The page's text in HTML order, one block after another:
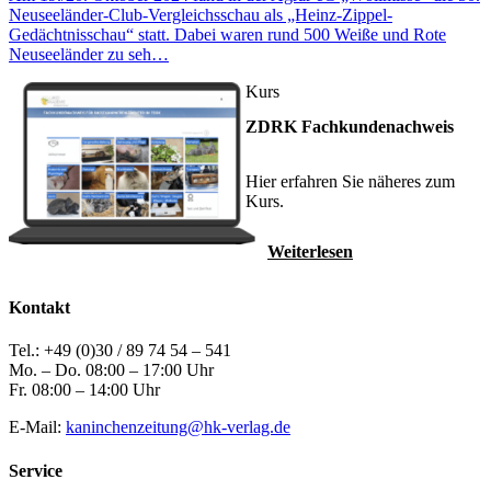
Neuseeländer-Club-Vergleichsschau als „Heinz-Zippel-
Gedächtnisschau“ statt. Dabei waren rund 500 Weiße und Rote
Neuseeländer zu seh…
Kurs
ZDRK Fachkundenachweis
Hier erfahren Sie näheres zum
Kurs.
Weiterlesen
Kontakt
Tel.: +49 (0)30 / 89 74 54 – 541
Mo. – Do. 08:00 – 17:00 Uhr
Fr. 08:00 – 14:00 Uhr
E-Mail: kaninchenzeitung@hk-verlag.de
Service